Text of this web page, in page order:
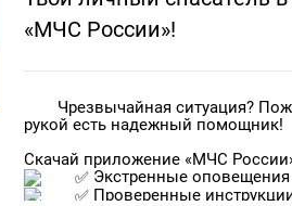
стоянка и ночлег
Давайте вместе позаботимся о
субботниках!
«МЧС России»!
Чрезвычайная ситуация?
рукой есть надежный помощник!
Скачай приложение «МЧС
Экстренные
Проверенные